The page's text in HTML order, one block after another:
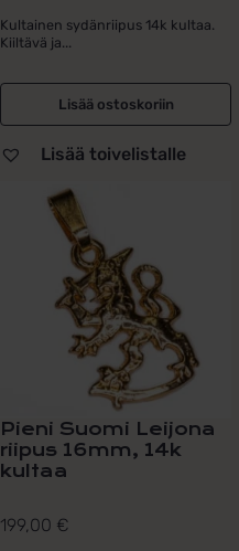
Kultainen sydänriipus 14k kultaa.
Kiiltävä ja...
Lisää ostoskoriin
Lisää toivelistalle
Pieni Suomi Leijona
riipus 16mm, 14k
kultaa
199,00 €